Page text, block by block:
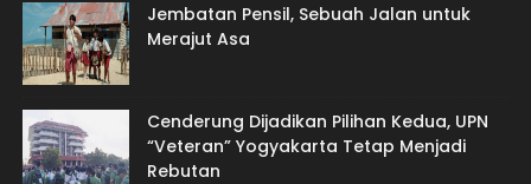
Jembatan Pensil, Sebuah Jalan untuk
Merajut Asa
Cenderung Dijadikan Pilihan Kedua, UPN
“Veteran” Yogyakarta Tetap Menjadi
Rebutan